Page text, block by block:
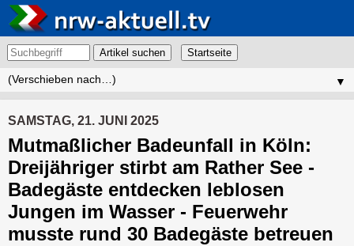
Artikel suchen
▼
SAMSTAG, 21. JUNI 2025
Mutmaßlicher Badeunfall in Köln:
Dreijähriger stirbt am Rather See -
Badegäste entdecken leblosen
Jungen im Wasser - Feuerwehr
musste rund 30 Badegäste betreuen